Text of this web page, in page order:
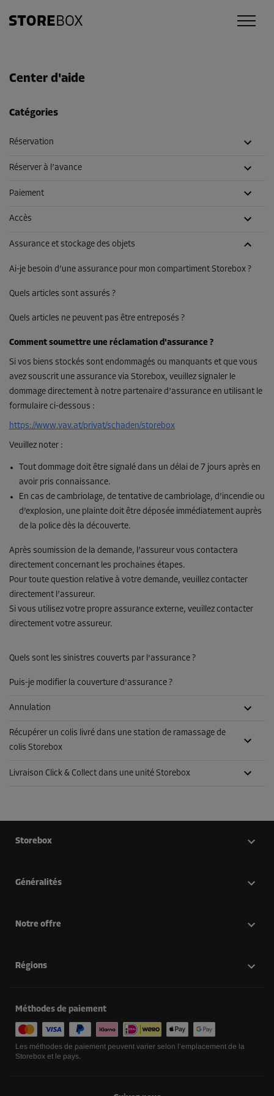
Center d'aide
Catégories
Réservation
Réserver à l’avance
Paiement
Accès
Assurance et stockage des objets
Ai-je besoin d’une assurance pour mon compartiment Storebox ?
Quels articles sont assurés ?
Quels articles ne peuvent pas être entreposés ?
Comment soumettre une réclamation d'assurance ?
Si vos biens stockés sont endommagés ou manquants et que vous
avez souscrit une assurance via Storebox, veuillez signaler le
dommage directement à notre partenaire d’assurance en utilisant le
formulaire ci-dessous :
https://www.vav.at/privat/schaden/storebox
Veuillez noter :
Tout dommage doit être signalé dans un délai de 7 jours après en
avoir pris connaissance.
En cas de cambriolage, de tentative de cambriolage, d’incendie ou
d’explosion, une plainte doit être déposée immédiatement auprès
de la police dès la découverte.
Après soumission de la demande, l’assureur vous contactera
directement concernant les prochaines étapes.
Pour toute question relative à votre demande, veuillez contacter
directement l’assureur.
Si vous utilisez votre propre assurance externe, veuillez contacter
directement votre assureur.
Quels sont les sinistres couverts par l'assurance ?
Puis-je modifier la couverture d'assurance ?
Annulation
Récupérer un colis livré dans une station de ramassage de
colis Storebox
Livraison Click & Collect dans une unité Storebox
Storebox
Généralités
Notre offre
Régions
Méthodes de paiement
Les méthodes de paiement peuvent varier selon l’emplacement de la
Storebox et le pays.